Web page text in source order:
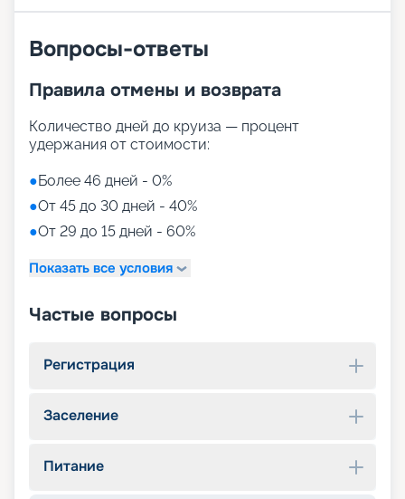
Вопросы-ответы
Правила отмены и возврата
Количество дней до круиза — процент
удержания от стоимости:
●Более 46 дней - 0%
●От 45 до 30 дней - 40%
●От 29 до 15 дней - 60%
Показать все условия
Частые вопросы
Регистрация
Заселение
Питание